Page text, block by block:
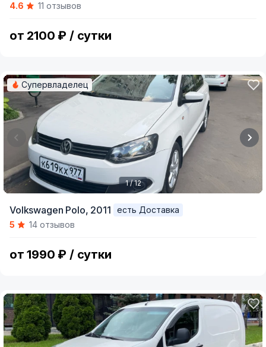
of4.6 11 отзывов
от 2100 ₽ / сутки
of
Супервладелец
1 / 12
Volkswagen Polo, 2011
есть Доставка
5
14 отзывов
от 1990 ₽ / сутки